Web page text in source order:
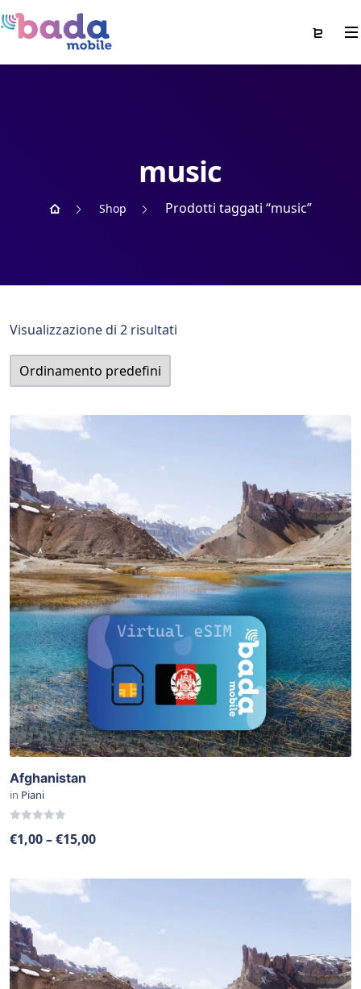
music
Shop Prodotti taggati “music”
Visualizzazione di 2 risultati
View Details
Afghanistan
in Piani
out
5
€1,00–€15,00